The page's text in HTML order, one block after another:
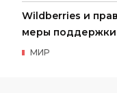
Wildberries и
меры поддержки
МИР